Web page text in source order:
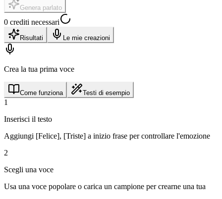
Genera parlato
0 crediti necessari
Risultati Le mie creazioni
Crea la tua prima voce
Come funziona Testi di esempio
1
Inserisci il testo
Aggiungi [Felice], [Triste] a inizio frase per controllare l'emozione
2
Scegli una voce
Usa una voce popolare o carica un campione per crearne una tua